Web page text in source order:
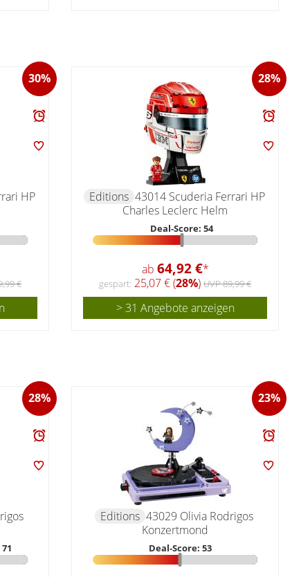
30%
HP
€
28%
Editions 43014 Scuderia Ferrari HP
Charles Leclerc Helm
Deal-Score: 54
ab 64,92 €*
gespart: 25,07 € (28%) UVP 89,99 €
> 31 Angebote anzeigen
28% 23%
Editions 43029 Olivia Rodrigos
Konzertmond
Deal-Score: 53